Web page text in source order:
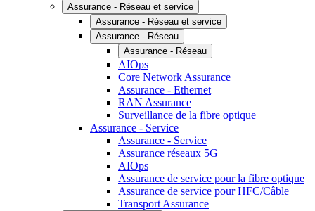
Assurance - Réseau et service
Assurance - Réseau et service
Assurance - Réseau
Assurance - Réseau
AIOps
Core Network Assurance
Assurance - Ethernet
RAN Assurance
Surveillance de la fibre optique
Assurance - Service
Assurance - Service
Assurance réseaux 5G
AIOps
Assurance de service pour la fibre optique
Assurance de service pour HFC/Câble
Transport Assurance